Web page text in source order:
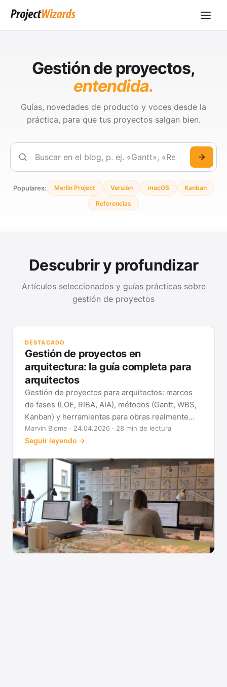
Gestión de proyectos,
entendida.
Guías, novedades de producto y voces desde la
práctica, para que tus proyectos salgan bien.
Buscar
Populares: Merlin Project Versión macOS Kanban
Referencias
Descubrir y profundizar
Artículos seleccionados y guías prácticas sobre
gestión de proyectos
DESTACADO
Gestión de proyectos en
arquitectura: la guía completa para
arquitectos
Gestión de proyectos para arquitectos: marcos
de fases (LOE, RIBA, AIA), métodos (Gantt, WBS,
Kanban) y herramientas para obras realmente
previsibles.
Marvin Blome · 24.04.2026 · 28 min de lectura
Seguir leyendo →